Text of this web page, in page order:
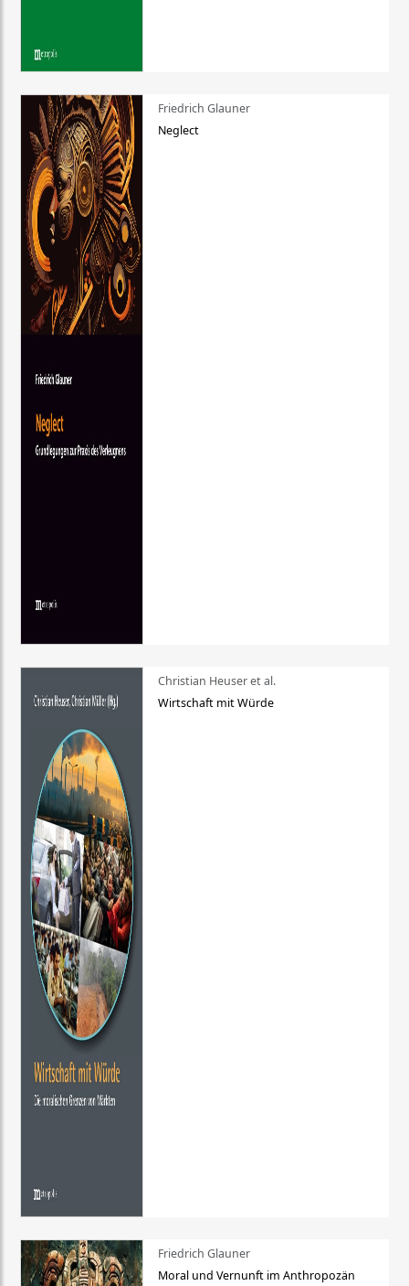
Friedrich Glauner
Neglect
Christian Heuser et al.
Wirtschaft mit Würde
Friedrich Glauner
Moral und Vernunft im Anthropozän